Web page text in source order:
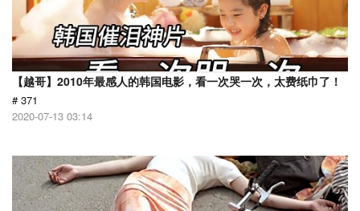
【越哥】2010年最感人的韩国电影，看一次哭一次，太费纸巾了！
# 371
2020-07-13 03:14